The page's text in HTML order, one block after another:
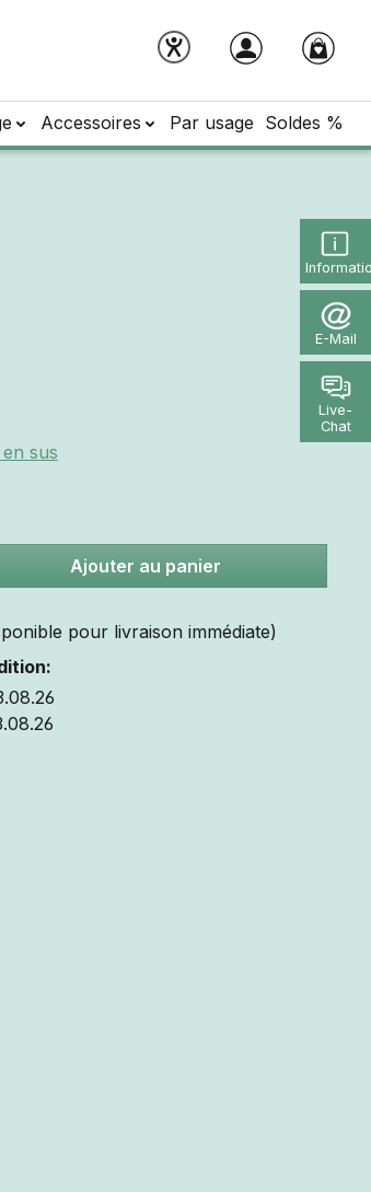
E-Mail
Live-
Chat
Accessoires Par usage Soldes %
sus
Ajouter au panier
pour livraison immédiate)